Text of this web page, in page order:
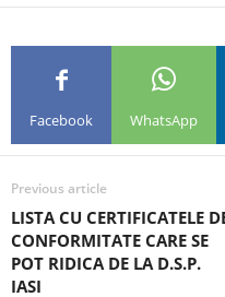
Facebook WhatsApp
Previous article
LISTA CU CERTIFICATELE
CONFORMITATE CARE SE
POT RIDICA DE LA D.S.P.
IASI